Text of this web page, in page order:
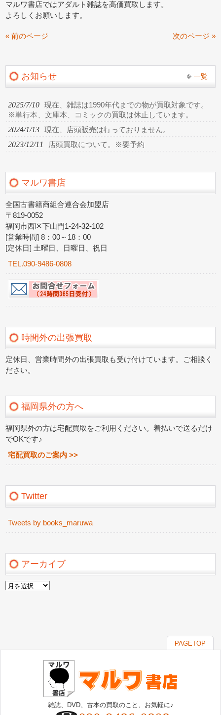
マルワ書店ではアダルト雑誌を高価買取します。
よろしくお願いします。
« 前のページ 次のページ »
お知らせ 一覧
2025/7/10
現在、雑誌は1990年代までの物が買取対象です。
※単行本、文庫本、コミックの買取は休止しています。
2024/1/13 現在、店頭販売は行っておりません。
2023/12/11 店頭買取について。※要予約
マルワ書店
全国古書籍商組合連合会加盟店
〒819-0052
福岡市西区下山門1-24-32-102
[営業時間] 8：00～18：00
[定休日] 土曜日、日曜日、祝日
TEL.090-9486-0808
時間外の出張買取
定休日、営業時間外の出張買取も受け付けています。ご相談く
ださい。
福岡県外の方へ
福岡県外の方は宅配買取をご利用ください。着払いで送るだけ
でOKです♪
宅配買取のご案内 >>
Twitter
Tweets by books_maruwa
アーカイブ
ア
PAGETOP
雑誌、DVD、古本の買取のこと、お気軽に♪